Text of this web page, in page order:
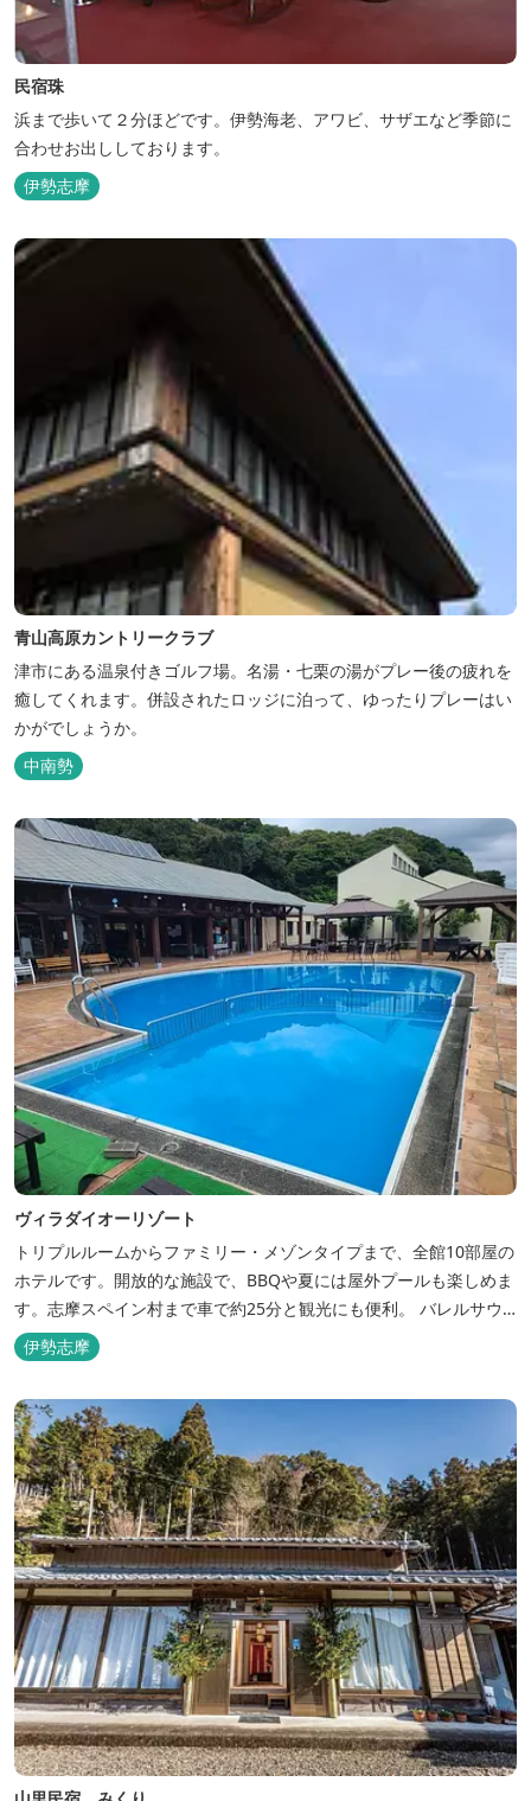
民宿珠
浜まで歩いて２分ほどです。伊勢海老、アワビ、サザエなど季節に
合わせお出ししております。
伊勢志摩
青山高原カントリークラブ
津市にある温泉付きゴルフ場。名湯・七栗の湯がプレー後の疲れを
癒してくれます。併設されたロッジに泊って、ゆったりプレーはい
かがでしょうか。
中南勢
ヴィラダイオーリゾート
トリプルルームからファミリー・メゾンタイプまで、全館10部屋の
ホテルです。開放的な施設で、BBQや夏には屋外プールも楽しめま
す。志摩スペイン村まで車で約25分と観光にも便利。 バレルサウ
ナをはじめました。
伊勢志摩